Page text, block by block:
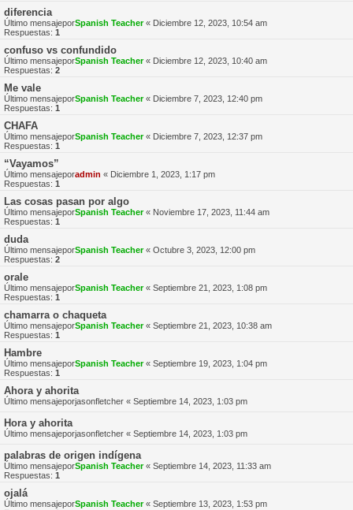
diferencia
Último mensajeporSpanish Teacher« Diciembre 12, 2023, 10:54 am
Respuestas: 1
confuso vs confundido
Último mensajeporSpanish Teacher« Diciembre 12, 2023, 10:40 am
Respuestas: 2
Me vale
Último mensajeporSpanish Teacher« Diciembre 7, 2023, 12:40 pm
Respuestas: 1
CHAFA
Último mensajeporSpanish Teacher« Diciembre 7, 2023, 12:37 pm
Respuestas: 1
“Vayamos”
Último mensajeporadmin « Diciembre 1, 2023, 1:17 pm
Respuestas: 1
Las cosas pasan por algo
Último mensajeporSpanish Teacher« Noviembre 17, 2023, 11:44 am
Respuestas: 1
duda
Último mensajeporSpanish Teacher« Octubre 3, 2023, 12:00 pm
Respuestas: 2
orale
Último mensajeporSpanish Teacher« Septiembre 21, 2023, 1:08 pm
Respuestas: 1
chamarra o chaqueta
Último mensajeporSpanish Teacher« Septiembre 21, 2023, 10:38 am
Respuestas: 1
Hambre
Último mensajeporSpanish Teacher« Septiembre 19, 2023, 1:04 pm
Respuestas: 1
Ahora y ahorita
Último mensajeporjasonfletcher « Septiembre 14, 2023, 1:03 pm
Hora y ahorita
Último mensajeporjasonfletcher « Septiembre 14, 2023, 1:03 pm
palabras de origen indígena
Último mensajeporSpanish Teacher« Septiembre 14, 2023, 11:33 am
Respuestas: 1
ojalá
Último mensajeporSpanish Teacher« Septiembre 13, 2023, 1:53 pm